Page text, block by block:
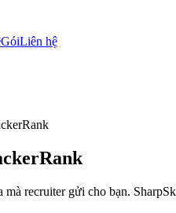
GóiLiên hệ
mà recruiter gửi cho bạn.